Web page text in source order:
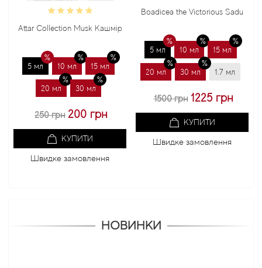
Attar Collection Musk Кашмір
10 мл 15 мл
20 мл 30 мл
250 грн 200 грн
КУПИТИ
Швидке замовлення
Boadicea the Victorious Sadu
10 мл 15 мл
20 мл 30 мл 1.7 мл
1500 грн 1225 грн
КУПИТИ
Швидке замовлення
НОВИНКИ